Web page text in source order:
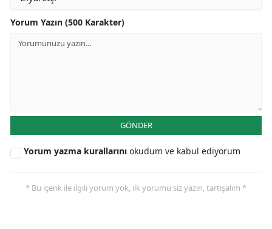
Yorum Yazın (500 Karakter)
GÖNDER
Yorum yazma kurallarını okudum ve kabul ediyorum
* Bu içerik ile ilgili yorum yok, ilk yorumu siz yazın, tartışalım *